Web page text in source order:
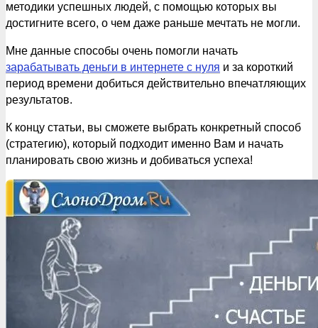
методики успешных людей, с помощью которых вы
достигните всего, о чем даже раньше мечтать не могли.
Мне данные способы очень помогли начать
зарабатывать деньги в интернете с нуля и за короткий
период времени добиться действительно впечатляющих
результатов.
К концу статьи, вы сможете выбрать конкретный способ
(стратегию), который подходит именно Вам и начать
планировать свою жизнь и добиваться успеха!